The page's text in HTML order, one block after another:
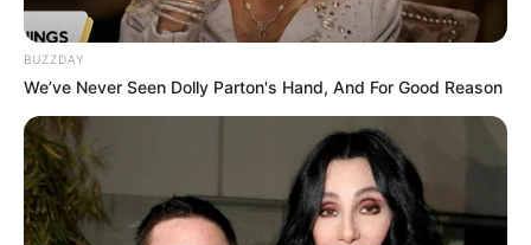
ഇന്ന് രാവിലെയാണ് നാട്ടുകാർ റോഡിൽ നിന്ന്
മാറിയുള്ള പ്രദേശത്ത് യുവതിയുടെ മൃതദേഹം
കണ്ടെത്തിയത്. മൃതദേഹത്തിൽ വസ്ത്രങ്ങൾ
കീറിയ നിലയിലായിരുന്നുവെന്നാണ് പ്രാഥമിക
വിവരങ്ങൾ. ഇതിന്റെ അടിസ്ഥാനത്തിലാണ്
ലൈംഗികാതിക്രമം നടന്നിട്ടുണ്ടോയെന്ന സംശയം
ഉയർന്നിരിക്കുന്നത്. എന്നാൽ, ഇക്കാര്യം
BUZZDAY
We’ve Never Seen Dolly Parton's Hand, And For Good Reason